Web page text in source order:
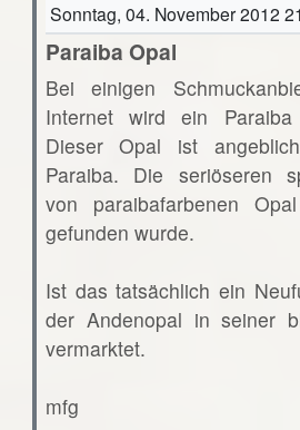
Sonntag, 04. November 2012
Paraiba Opal
Bei einigen
Internet wird ein
Dieser Opal ist
Paraiba. Die seriöseren
von paraibafarbenen
gefunden wurde.
Ist das tatsächlich ein
der Andenopal in seiner
vermarktet.
mfg